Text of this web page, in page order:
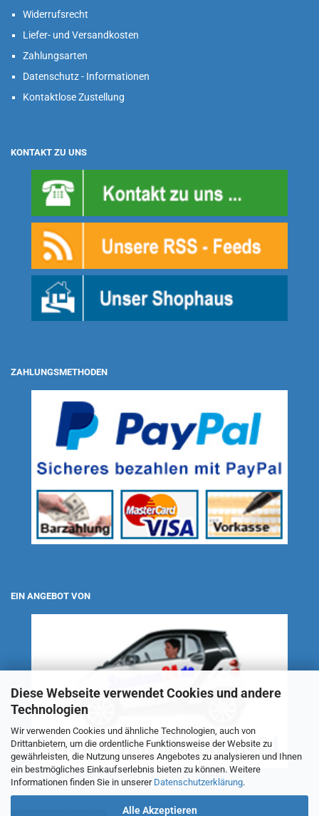
Diese Webseite verwendet Cookies und andere
Technologien
Wir verwenden Cookies und ähnliche Technologien, auch von
Drittanbietern, um die ordentliche Funktionsweise der Website zu
gewährleisten, die Nutzung unseres Angebotes zu analysieren und Ihnen
ein bestmögliches Einkaufserlebnis bieten zu können. Weitere
Informationen finden Sie in unserer Datenschutzerklärung.
Alle Akzeptieren
Widerrufsrecht
Liefer- und Versandkosten
Zahlungsarten
Datenschutz - Informationen
Kontaktlose Zustellung
KONTAKT ZU UNS
ZAHLUNGSMETHODEN
EIN ANGEBOT VON